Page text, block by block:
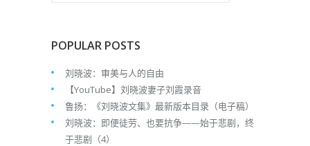
POPULAR POSTS
刘晓波：审美与人的自由
【YouTube】刘晓波妻子刘霞录音
鲁扬：《刘晓波文集》最新版本目录（电子稿）
刘晓波：即便徒劳、也要抗争——始于悲剧，终
于悲剧（4）